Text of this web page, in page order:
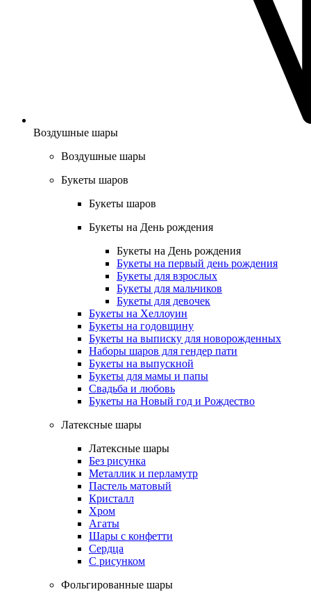
Воздушные шары
Воздушные шары
Букеты шаров
Букеты шаров
Букеты на День рождения
Букеты на День рождения
Букеты на первый день рождения
Букеты для взрослых
Букеты для мальчиков
Букеты для девочек
Букеты на Хеллоуин
Букеты на годовщину
Букеты на выписку для новорожденных
Наборы шаров для гендер пати
Букеты на выпускной
Букеты для мамы и папы
Свадьба и любовь
Букеты на Новый год и Рождество
Латексные шары
Латексные шары
Без рисунка
Металлик и перламутр
Пастель матовый
Кристалл
Хром
Агаты
Шары с конфетти
Сердца
С рисунком
Фольгированные шары